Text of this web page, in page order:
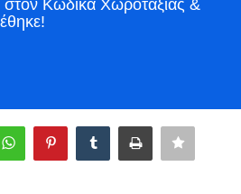
Κώδικα Χωροταξίας &